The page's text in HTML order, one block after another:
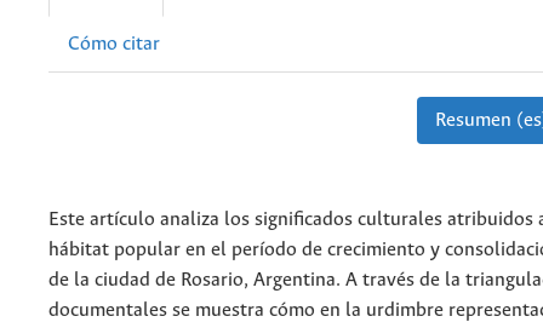
Cómo citar
Resumen
Este artículo analiza los significados culturales atribuidos
hábitat popular en el período de crecimiento y
de la ciudad de Rosario, Argentina. A través de la
documentales se muestra cómo en la urdimbre